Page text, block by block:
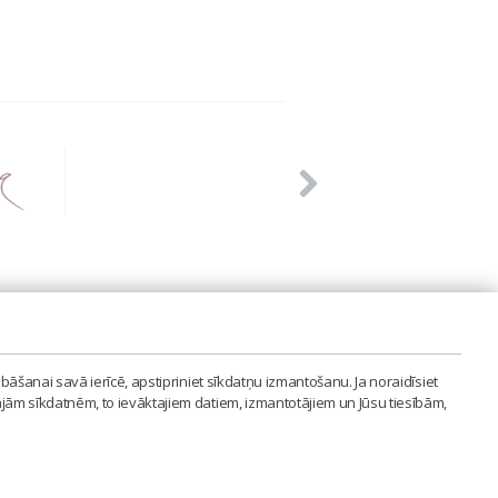
savā ierīcē, apstipriniet sīkdatņu izmantošanu. Ja noraidīsiet
sīkdatnēm, to ievāktajiem datiem, izmantotājiem un Jūsu tiesībām,